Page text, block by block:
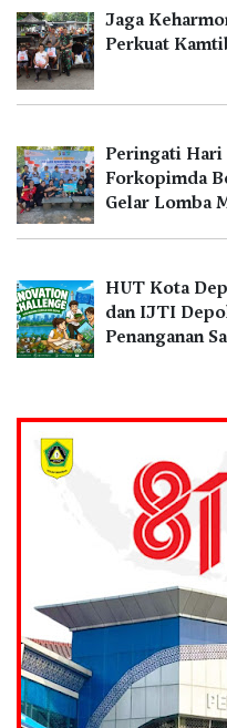
Jaga
Perkuat
Peringati Hari
Forkopimda
Gelar Lomba
HUT Kota
dan IJTI
Penanganan